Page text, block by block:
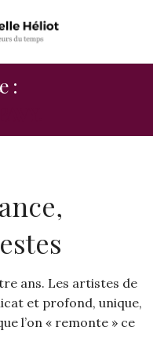
:
ans. Les artistes de
et profond, unique,
l’on « remonte » ce